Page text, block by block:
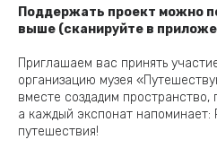
Поддержать проект можно
выше (сканируйте в
Приглашаем вас принять
организацию музея
вместе создадим
а каждый экспонат напоминает:
путешествия!